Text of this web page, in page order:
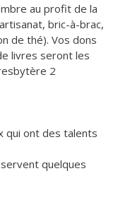
au profit de la
bric-à-brac,
de thé). Vos dons
livres seront les
2
qui ont des talents
quelques